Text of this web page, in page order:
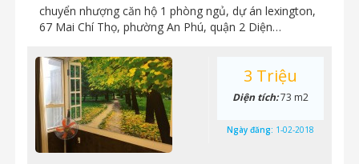
chuyển nhượng căn hộ 1 phòng ngủ, dự án lexington,
67 Mai Chí Thọ, phường An Phú, quận 2 Diện…
3 Triệu
Diện tích:73 m2
Ngày đăng: 1-02-2018